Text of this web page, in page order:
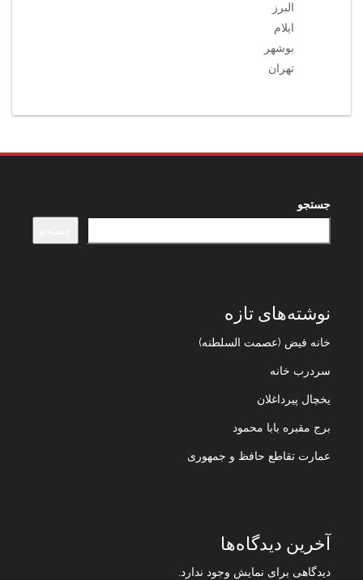
البرز
ایلام
بوشهر
تهران
جستجو
نوشته‌های تازه
خانه فیض (عصمت السلطنه)
سردرب خانه
یخچال پیرداغلان
برج مقبره بابا محمود
عمارت تقاطع حافظ و جمهوری
آخرین دیدگاه‌ها
دیدگاهی برای نمایش وجود ندارد.